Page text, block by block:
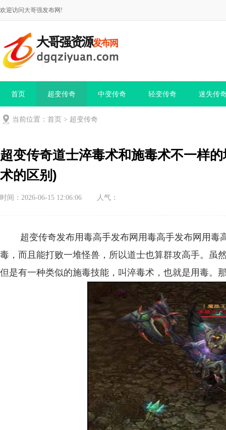
欢迎访问大哥强发布网!
首页 超变传奇 中变传奇 轻变传奇 迷失传
当前位置： 首页 > 超变传奇
超变传奇道士淬毒术和施毒术不一样
术的区别)
时间：2026-06-15 12:06:06 人气：
超变传奇发布用毒高手发布网用毒高手发布网用毒
毒，而且能打败一堆怪兽，所以道士也算群攻高手。虽
但是有一种类似的施毒技能，叫淬毒术，也就是用毒。